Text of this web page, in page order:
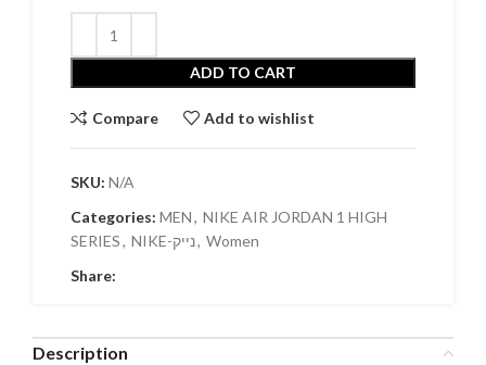
ADD TO CART
Compare Add to wishlist
SKU: N/A
Categories: MEN, NIKE AIR JORDAN 1 HIGH
SERIES, NIKE-נייק, Women
Share:
Description